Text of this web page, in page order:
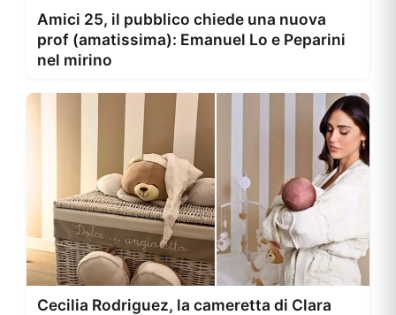
Amici 25, il pubblico chiede una nuova
prof (amatissima): Emanuel Lo e Peparini
nel mirino
Cecilia Rodriguez, la cameretta di Clara